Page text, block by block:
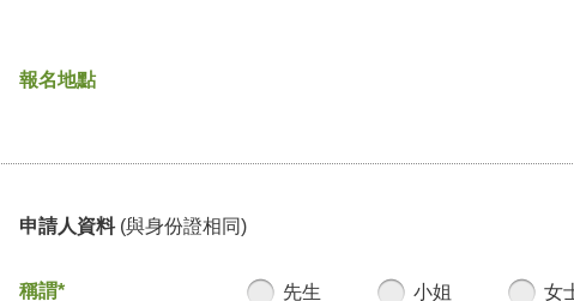
報名地點
申請人資料 (與身份證相同)
稱謂* 先生 小姐 女